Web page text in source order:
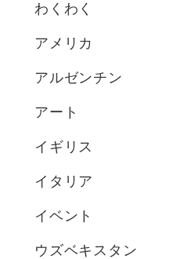
わくわく
アメリカ
アルゼンチン
アート
イギリス
イタリア
イベント
ウズベキスタン